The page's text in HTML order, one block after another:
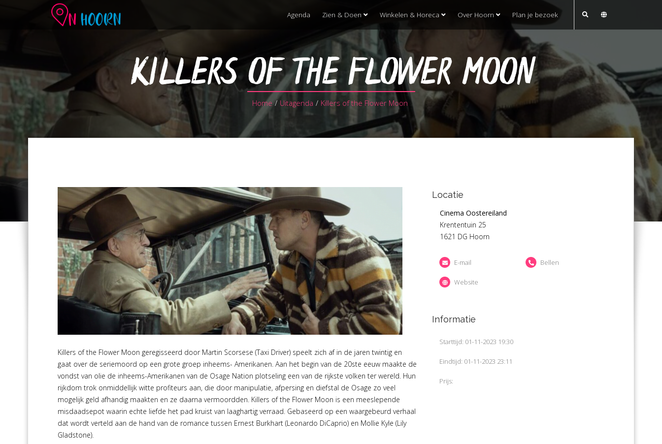
Agenda Zien & Doen Winkelen & Horeca Over Hoorn Plan je bezoek
KILLERS OF THE FLOWER MOON
Home / Uitagenda / Killers of the Flower Moon
Killers of the Flower Moon geregisseerd door Martin Scorsese (Taxi Driver) speelt zich af in de jaren twintig en
gaat over de seriemoord op een grote groep inheems- Amerikanen. Aan het begin van de 20ste eeuw maakte de
vondst van olie de inheems-Amerikanen van de Osage Nation plotseling een van de rijkste volken ter wereld. Hun
rijkdom trok onmiddellijk witte profiteurs aan, die door manipulatie, afpersing en diefstal de Osage zo veel
mogelijk geld afhandig maakten en ze daarna vermoordden. Killers of the Flower Moon is een meeslepende
misdaadsepot waarin echte liefde het pad kruist van laaghartig verraad. Gebaseerd op een waargebeurd verhaal
dat wordt verteld aan de hand van de romance tussen Ernest Burkhart (Leonardo DiCaprio) en Mollie Kyle (Lily
Gladstone).
Locatie
Cinema Oostereiland
Krententuin 25
1621 DG Hoorn
E-mail Bellen
Website
Informatie
Starttijd: 01-11-2023 19:30
Eindtijd: 01-11-2023 23:11
Prijs: